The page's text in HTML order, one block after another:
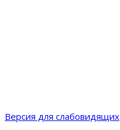
Версия для слабовидящих